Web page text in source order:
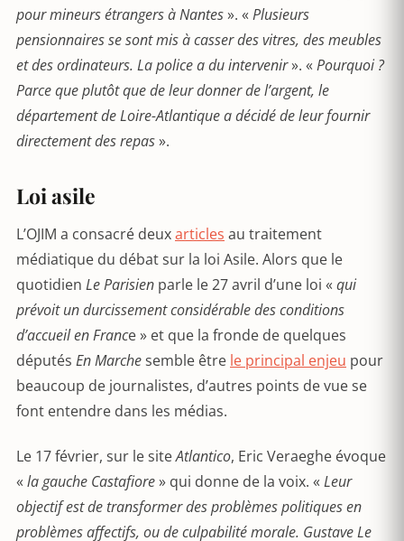
pour mineurs étrangers à Nantes». « Plusieurs
pensionnaires se sont mis àcasser des vitres, des meubles
et des ordinateurs. La police a du intervenir». « Pourquoi ?
Parce que plutôt que de leur donner de l’argent, le
département de Loire-Atlantique a décidé de leur fournir
directement des repas».
Loi asile
L’OJIM a consacré deuxarticles au traitement
médiatique du débat sur la loi Asile. Alors que le
quotidien Le Parisien parle le 27 avril d’une loi « qui
prévoit un durcissement considérable des conditions
d’accueil en France » et que la fronde de quelques
députés En Marchesemble être le principal enjeu pour
beaucoup de journalistes, d’autres points de vue se
font entendre dans les médias.
Le 17 février, sur le siteAtlantico, Eric Veraeghe évoque
« la gauche Castafiore» qui donne de la voix. « Leur
objectif est de transformer des problèmes politiques en
problèmes affectifs, ou de culpabilité morale. Gustave Le